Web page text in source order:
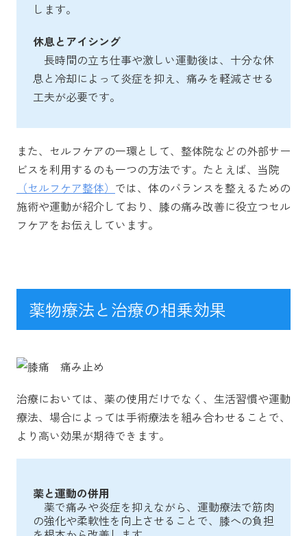
します。
休息とアイシング
長時間の立ち仕事や激しい運動後は、十分な休
息と冷却によって炎症を抑え、痛みを軽減させる
工夫が必要です。
また、セルフケアの一環として、整体院などの外部サー
ビスを利用するのも一つの方法です。たとえば、当院
（セルフケア整体） では、体のバランスを整えるための
施術や運動が紹介しており、膝の痛み改善に役立つセル
フケアをお伝えしています。
薬物療法と治療の相乗効果
治療においては、薬の使用だけでなく、生活習慣や運動
療法、場合によっては手術療法を組み合わせることで、
より高い効果が期待できます。
薬と運動の併用
薬で痛みや炎症を抑えながら、運動療法で筋肉
の強化や柔軟性を向上させることで、膝への負担